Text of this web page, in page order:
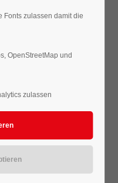
Dachgauben
Möglichkeiten,
mehr Tageslicht in Ihr
wenn die Tage kürzer
freundlicheren
moderne
jede Gaube
Gaube wertet nicht nur
Fonts zulassen damit die
OpenStreetMap und
zulassen